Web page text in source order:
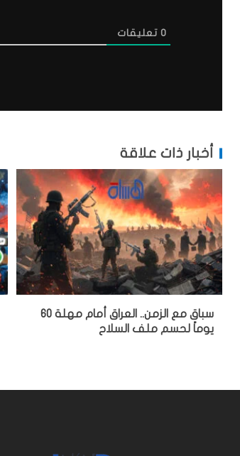
0 تعليقات
أخبار ذات علاقة
سباق مع الزمن.. العراق أمام مهلة 60
يوماً لحسم ملف السلاح